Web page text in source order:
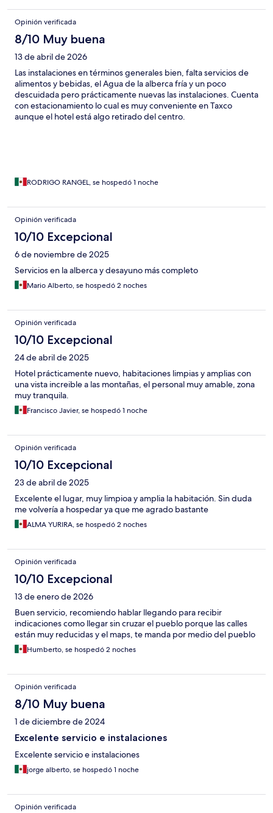
Opinión verificada
8/10 Muy buena
13 de abril de 2026
Las instalaciones en términos generales bien, falta servicios de
alimentos y bebidas, el Agua de la alberca fría y un poco
descuidada pero prácticamente nuevas las instalaciones. Cuenta
con estacionamiento lo cual es muy conveniente en Taxco
aunque el hotel está algo retirado del centro.
RODRIGO RANGEL, se hospedó 1 noche
Opinión verificada
10/10 Excepcional
6 de noviembre de 2025
Servicios en la alberca y desayuno más completo
Mario Alberto, se hospedó 2 noches
Opinión verificada
10/10 Excepcional
24 de abril de 2025
Hotel prácticamente nuevo, habitaciones limpias y amplias con
una vista increible a las montañas, el personal muy amable, zona
muy tranquila.
Francisco Javier, se hospedó 1 noche
Opinión verificada
10/10 Excepcional
23 de abril de 2025
Excelente el lugar, muy limpioa y amplia la habitación. Sin duda
me volvería a hospedar ya que me agrado bastante
ALMA YURIRA, se hospedó 2 noches
Opinión verificada
10/10 Excepcional
13 de enero de 2026
Buen servicio, recomiendo hablar llegando para recibir
indicaciones como llegar sin cruzar el pueblo porque las calles
están muy reducidas y el maps, te manda por medio del pueblo
Humberto, se hospedó 2 noches
Opinión verificada
8/10 Muy buena
1 de diciembre de 2024
Excelente servicio e instalaciones
Excelente servicio e instalaciones
jorge alberto, se hospedó 1 noche
Opinión verificada